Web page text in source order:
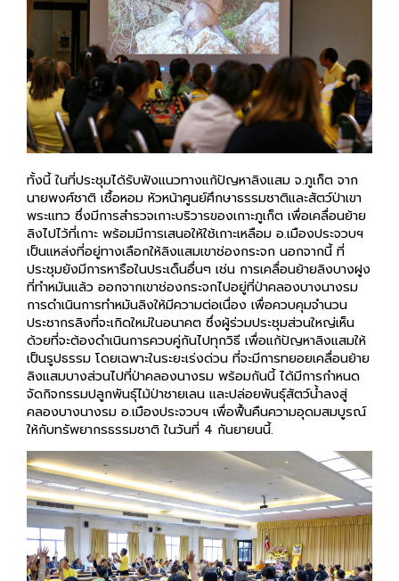
ทั้งนี้ ในที่ประชุมได้รับฟังแนวทางแก้ปัญหาลิงแสม จ.ภูเก็ต จาก
นายพงศ์ชาติ เชื้อหอม หัวหน้าศูนย์ศึกษาธรรมชาติและสัตว์ป่าเขา
พระแทว ซึ่งมีการสำรวจเกาะบริวารของเกาะภูเก็ต เพื่อเคลื่อนย้าย
ลิงไปไว้ที่เกาะ พร้อมมีการเสนอให้ใช้เกาะเหลือม อ.เมืองประจวบฯ
เป็นแหล่งที่อยู่ทางเลือกให้ลิงแสมเขาช่องกระจก นอกจากนี้ ที่
ประชุมยังมีการหารือในประเด็นอื่นๆ เช่น การเคลื่อนย้ายลิงบางฝูง
ที่ทำหมันแล้ว ออกจากเขาช่องกระจกไปอยู่ที่ป่าคลองบางนางรม
การดำเนินการทำหมันลิงให้มีความต่อเนื่อง เพื่อควบคุมจำนวน
ประชากรลิงที่จะเกิดใหม่ในอนาคต ซึ่งผู้ร่วมประชุมส่วนใหญ่เห็น
ด้วยที่จะต้องดำเนินการควบคู่กันไปทุกวิธี เพื่อแก้ปัญหาลิงแสมให้
เป็นรูปธรรม โดยเฉพาะในระยะเร่งด่วน ที่จะมีการทยอยเคลื่อนย้าย
ลิงแสมบางส่วนไปที่ป่าคลองนางรม พร้อมกันนี้ ได้มีการกำหนด
จัดกิจกรรมปลูกพันธุ์ไม้ป่าชายเลน และปล่อยพันธุ์สัตว์น้ำลงสู่
คลองบางนางรม อ.เมืองประจวบฯ เพื่อฟื้นคืนความอุดมสมบูรณ์
ให้กับทรัพยากรธรรมชาติ ในวันที่ 4 กันยายนนี้.